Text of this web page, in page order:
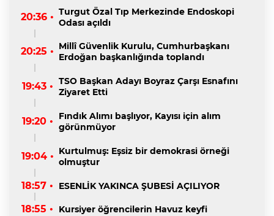
20:36 • Turgut Özal Tıp Merkezinde Endoskopi
Odası açıldı
20:25 • Millî Güvenlik Kurulu, Cumhurbaşkanı
Erdoğan başkanlığında toplandı
19:43 • TSO Başkan Adayı Boyraz Çarşı Esnafını
Ziyaret Etti
19:20 •
Fındık Alımı başlıyor, Kayısı için alım
görünmüyor
19:04 • Kurtulmuş: Eşsiz bir demokrasi örneği
olmuştur
18:57 • ESENLİK YAKINCA ŞUBESİ AÇILIYOR
18:55 • Kursiyer öğrencilerin Havuz keyfi